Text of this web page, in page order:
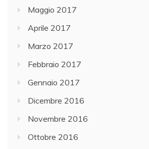
Maggio 2017
Aprile 2017
Marzo 2017
Febbraio 2017
Gennaio 2017
Dicembre 2016
Novembre 2016
Ottobre 2016